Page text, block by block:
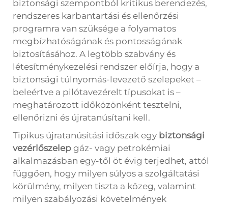
biztonsági szempontból kritikus berendezés,
rendszeres karbantartási és ellenőrzési
programra van szüksége a folyamatos
megbízhatóságának és pontosságának
biztosításához. A legtöbb szabvány és
létesítménykezelési rendszer előírja, hogy a
biztonsági túlnyomás-levezető szelepeket –
beleértve a pilótavezérelt típusokat is –
meghatározott időközönként tesztelni,
ellenőrizni és újratanúsítani kell.
Tipikus újratanúsítási időszak egy biztonsági
vezérlőszelep gáz- vagy petrokémiai
alkalmazásban egy-től öt évig terjedhet, attól
függően, hogy milyen súlyos a szolgáltatási
körülmény, milyen tiszta a közeg, valamint
milyen szabályozási követelmények